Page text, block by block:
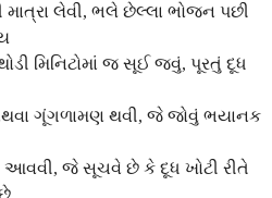
માત્રા લેવી, ભલે છેલ્લા ભોજન પછી
મિનિટોમાં જ સૂઈ જવું, પૂરતું દૂધ
ગૂંગળામણ થવી, જે જોવું ભયાનક
આવવી, જે સૂચવે છે કે દૂધ ખોટી રીતે